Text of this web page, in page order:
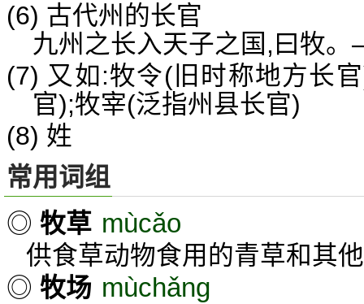
(6) 古代州的长官
九州之长入天子之国,曰牧
(7) 又如:牧令(旧时称地方长
官);牧宰(泛指州县长官)
(8) 姓
常用词组
◎ 牧草 mùcǎo
供食草动物食用的青草和其
◎ 牧场 mùchǎng